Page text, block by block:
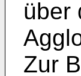
über
Zur